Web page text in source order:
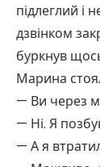
підлеглий і
дзвінком
буркнув
Марина
— Ви через
— Ні. Я
— А я